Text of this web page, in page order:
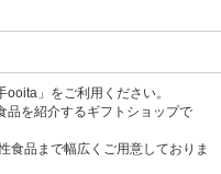
」をご利用ください。
品を紹介するギフトショップで
食品まで幅広くご用意しておりま